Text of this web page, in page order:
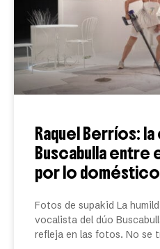
Raquel Berríos:
Buscabulla entre
por lo doméstico
Fotos de supakid La
vocalista del dúo
refleja en las fotos. No se